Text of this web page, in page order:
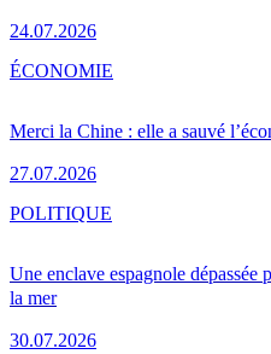
24.07.2026
Merci la Chine : elle a sauvé
27.07.2026
ÉCONOMIE
Une enclave espagnole
la mer
30.07.2026
POLITIQUE